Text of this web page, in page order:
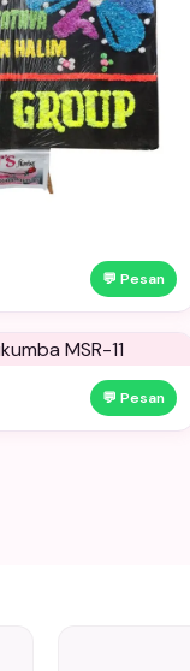
💬 Pesan
💬 Pesan